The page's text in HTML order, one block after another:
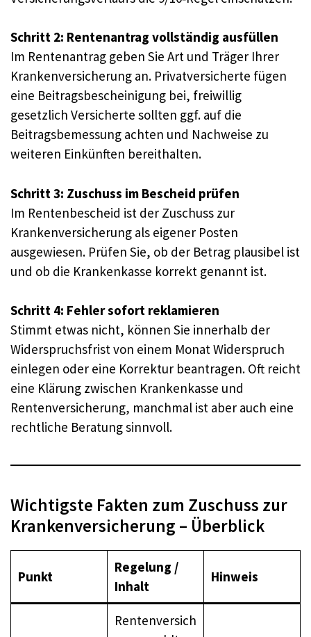
Schritt 2: Rentenantrag vollständig ausfüllen
Im Rentenantrag geben Sie Art und Träger Ihrer
Krankenversicherung an. Privatversicherte fügen
eine Beitragsbescheinigung bei, freiwillig
gesetzlich Versicherte sollten ggf. auf die
Beitragsbemessung achten und Nachweise zu
weiteren Einkünften bereithalten.
Schritt 3: Zuschuss im Bescheid prüfen
Im Rentenbescheid ist der Zuschuss zur
Krankenversicherung als eigener Posten
ausgewiesen. Prüfen Sie, ob der Betrag plausibel ist
und ob die Krankenkasse korrekt genannt ist.
Schritt 4: Fehler sofort reklamieren
Stimmt etwas nicht, können Sie innerhalb der
Widerspruchsfrist von einem Monat Widerspruch
einlegen oder eine Korrektur beantragen. Oft reicht
eine Klärung zwischen Krankenkasse und
Rentenversicherung, manchmal ist aber auch eine
rechtliche Beratung sinnvoll.
Wichtigste Fakten zum Zuschuss zur
Krankenversicherung – Überblick
Punkt
Regelung /
Inhalt
Hinweis
Rentenversich